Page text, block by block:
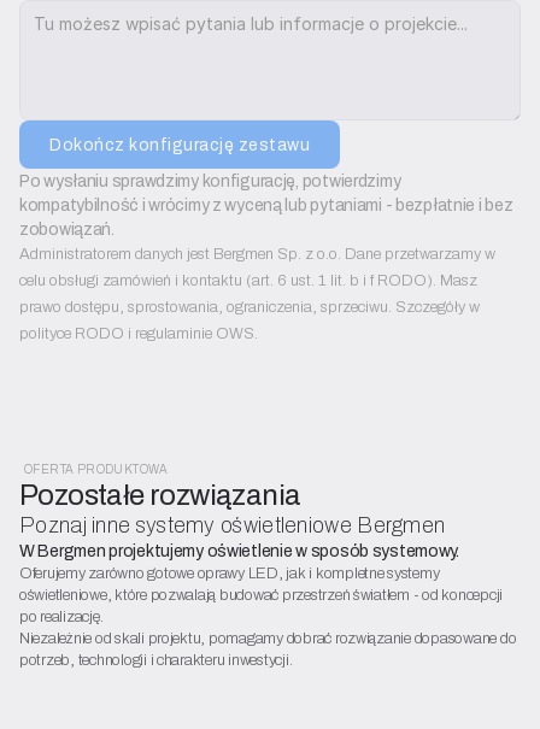
Dokończ konfigurację zestawu
Po wysłaniu sprawdzimy konfigurację, potwierdzimy
kompatybilność i wrócimy z wyceną lub pytaniami - bezpłatnie i bez
zobowiązań.
Administratorem danych jest Bergmen Sp. z o.o. Dane przetwarzamy w
celu obsługi zamówień i kontaktu (art. 6 ust. 1 lit. b i f RODO). Masz
prawo dostępu, sprostowania, ograniczenia, sprzeciwu. Szczegóły w
polityce RODO i regulaminie OWS.
OFERTA PRODUKTOWA
Pozostałe rozwiązania
Poznaj inne systemy oświetleniowe Bergmen
W Bergmen projektujemy oświetlenie w sposób systemowy.
Oferujemy zarówno gotowe oprawy LED, jak i kompletne systemy
oświetleniowe, które pozwalają budować przestrzeń światłem - od koncepcji
po realizację.
Niezależnie od skali projektu, pomagamy dobrać rozwiązanie dopasowane do
potrzeb, technologii i charakteru inwestycji.